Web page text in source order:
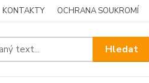
KONTAKTY OCHRANA SOUKROMÍ
Hledat